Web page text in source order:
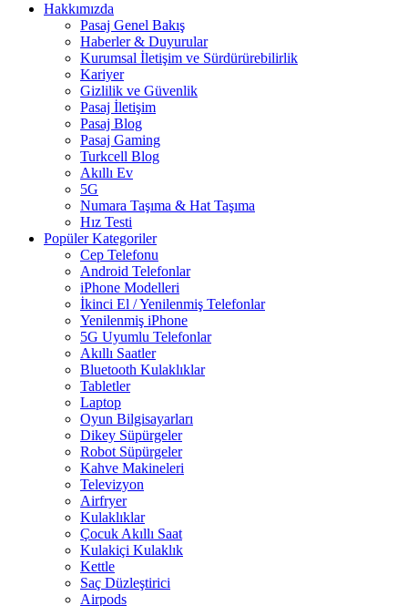
Hakkımızda
Pasaj Genel Bakış
Haberler & Duyurular
Kurumsal İletişim ve Sürdürürebilirlik
Kariyer
Gizlilik ve Güvenlik
Pasaj İletişim
Pasaj Blog
Pasaj Gaming
Turkcell Blog
Akıllı Ev
5G
Numara Taşıma & Hat Taşıma
Hız Testi
Popüler Kategoriler
Cep Telefonu
Android Telefonlar
iPhone Modelleri
İkinci El / Yenilenmiş Telefonlar
Yenilenmiş iPhone
5G Uyumlu Telefonlar
Akıllı Saatler
Bluetooth Kulaklıklar
Tabletler
Laptop
Oyun Bilgisayarları
Dikey Süpürgeler
Robot Süpürgeler
Kahve Makineleri
Televizyon
Airfryer
Kulaklıklar
Çocuk Akıllı Saat
Kulakiçi Kulaklık
Kettle
Saç Düzleştirici
Airpods